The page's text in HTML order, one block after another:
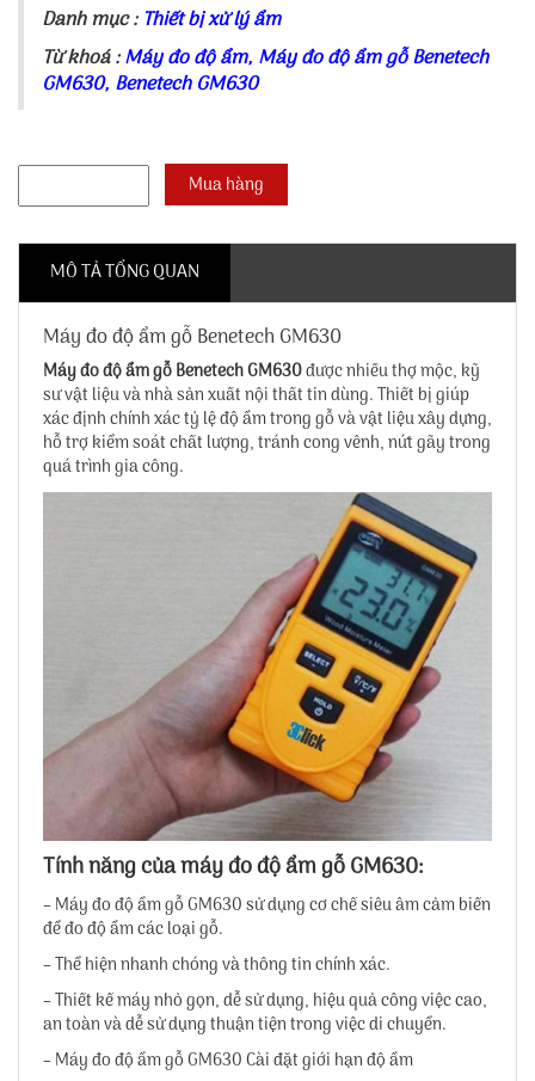
Danh mục : Thiết bị xử lý ẩm
Từ khoá :Máy đo độ ẩm, Máy đo độ ẩm gỗ Benetech
GM630, Benetech GM630
MÔ TẢ TỔNG QUAN
Máy đo độ ẩm gỗ Benetech GM630
Máy đo độ ẩm gỗ Benetech GM630được nhiều thợ mộc, kỹ
sư vật liệu và nhà sản xuất nội thất tin dùng. Thiết bị giúp
xác định chính xác tỷ lệ độ ẩm trong gỗ và vật liệu xây dựng,
hỗ trợ kiểm soát chất lượng, tránh cong vênh, nứt gãy trong
quá trình gia công.
Tính năng của máy đo độ ẩm gỗ GM630:
– Máy đo độ ẩm gỗ GM630 sử dụng cơ chế siêu âm cảm biến
để đo độ ẩm các loại gỗ.
– Thể hiện nhanh chóng và thông tin chính xác.
– Thiết kế máy nhỏ gọn, dễ sử dụng, hiệu quả công việc cao,
an toàn và dễ sử dụng thuận tiện trong việc di chuyển.
– Máy đo độ ẩm gỗ GM630 Cài đặt giới hạn độ ẩm